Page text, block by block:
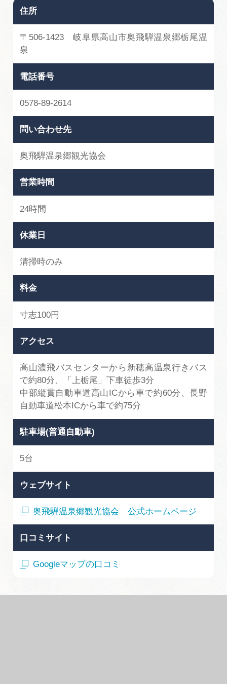
住所
〒506-1423 岐阜県高山市奥飛騨温泉郷栃尾温
泉
電話番号
0578-89-2614
問い合わせ先
奥飛騨温泉郷観光協会
営業時間
24時間
休業日
清掃時のみ
料金
寸志100円
アクセス
高山濃飛バスセンターから新穂高温泉行きバス
で約80分、「上栃尾」下車徒歩3分
中部縦貫自動車道高山ICから車で約60分、長野
自動車道松本ICから車で約75分
駐車場(普通自動車)
5台
ウェブサイト
奥飛騨温泉郷観光協会 公式ホームページ
口コミサイト
Googleマップの口コミ